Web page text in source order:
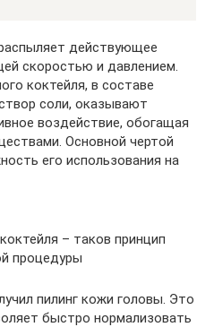
действующее
скоростью и давлением.
коктейля, в составе
соли, оказывают
воздействие, обогащая
Основной чертой
его использования на
– таков принцип
процедуры
пилинг кожи головы. Это
быстро нормализовать